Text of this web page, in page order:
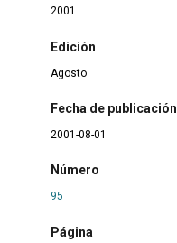
2001
Edición
Agosto
Fecha de publicación
2001-08-01
Número
95
Página